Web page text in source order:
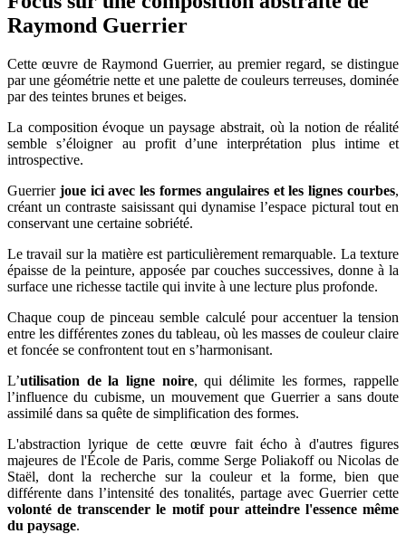
Raymond Guerrier
Cette œuvre de Raymond Guerrier, au premier regard, se distingue
par une géométrie nette et une palette de couleurs terreuses, dominée
par des teintes brunes et beiges.
La composition évoque un paysage abstrait, où la notion de réalité
semble s’éloigner au profit d’une interprétation plus intime et
introspective.
Guerrier joue ici avec les formes angulaires et les lignes courbes,
créant un contraste saisissant qui dynamise l’espace pictural tout en
conservant une certaine sobriété.
Le travail sur la matière est particulièrement remarquable. La texture
épaisse de la peinture, apposée par couches successives, donne à la
surface une richesse tactile qui invite à une lecture plus profonde.
Chaque coup de pinceau semble calculé pour accentuer la tension
entre les différentes zones du tableau, où les masses de couleur claire
et foncée se confrontent tout en s’harmonisant.
L’utilisation de la ligne noire, qui délimite les formes, rappelle
l’influence du cubisme, un mouvement que Guerrier a sans doute
assimilé dans sa quête de simplification des formes.
L'abstraction lyrique de cette œuvre fait écho à d'autres figures
majeures de l'École de Paris, comme Serge Poliakoff ou Nicolas de
Staël, dont la recherche sur la couleur et la forme, bien que
différente dans l’intensité des tonalités, partage avec Guerrier cette
volonté de transcender le motif pour atteindre l'essence même
du paysage.